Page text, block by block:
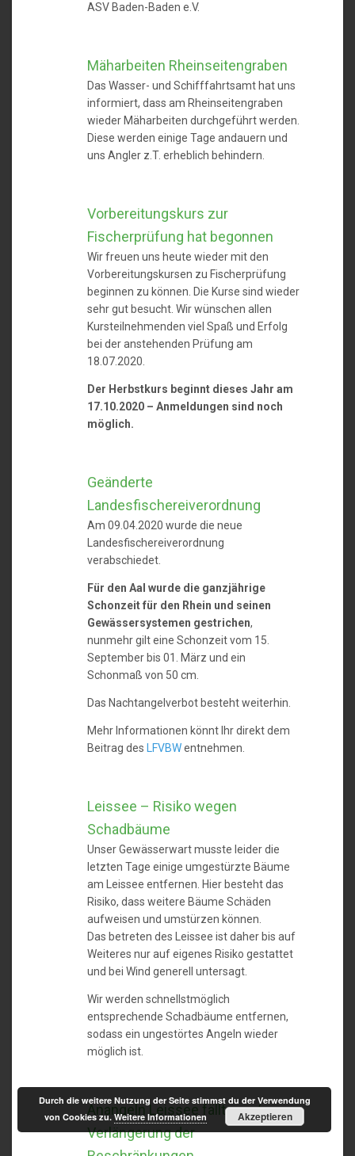
ASV Baden-Baden e.V.
Mäharbeiten Rheinseitengraben
Das Wasser- und Schifffahrtsamt hat uns
informiert, dass am Rheinseitengraben
wieder Mäharbeiten durchgeführt werden.
Diese werden einige Tage andauern und
uns Angler z.T. erheblich behindern.
Vorbereitungskurs zur
Fischerprüfung hat begonnen
Wir freuen uns heute wieder mit den
Vorbereitungskursen zu Fischerprüfung
beginnen zu können. Die Kurse sind wieder
sehr gut besucht. Wir wünschen allen
Kursteilnehmenden viel Spaß und Erfolg
bei der anstehenden Prüfung am
18.07.2020.
Der Herbstkurs beginnt dieses Jahr am
17.10.2020 – Anmeldungen sind noch
möglich.
Geänderte
Landesfischereiverordnung
Am 09.04.2020 wurde die neue
Landesfischereiverordnung
verabschiedet.
Für den Aal wurde die ganzjährige
Schonzeit für den Rhein und seinen
Gewässersystemen gestrichen,
nunmehr gilt eine Schonzeit vom 15.
September bis 01. März und ein
Schonmaß von 50 cm.
Das Nachtangelverbot besteht weiterhin.
Mehr Informationen könnt Ihr direkt dem
Beitrag des
LFVBWentnehmen.
Leissee – Risiko wegen
Schadbäume
Unser Gewässerwart musste leider die
letzten Tage einige umgestürzte Bäume
am Leissee entfernen. Hier besteht das
Risiko, dass weitere Bäume Schäden
aufweisen und umstürzen können.
Das betreten des Leissee ist daher bis auf
Weiteres nur auf eigenes Risiko gestattet
und bei Wind generell untersagt.
Wir werden schnellstmöglich
entsprechende Schadbäume entfernen,
sodass ein ungestörtes Angeln wieder
möglich ist.
Anangeln Leissee fällt aus /
Verlängerung der
Durch die weitere Nutzung der Seite stimmst du der Verwendung
von Cookies zu.Weitere Informationen Akzeptieren